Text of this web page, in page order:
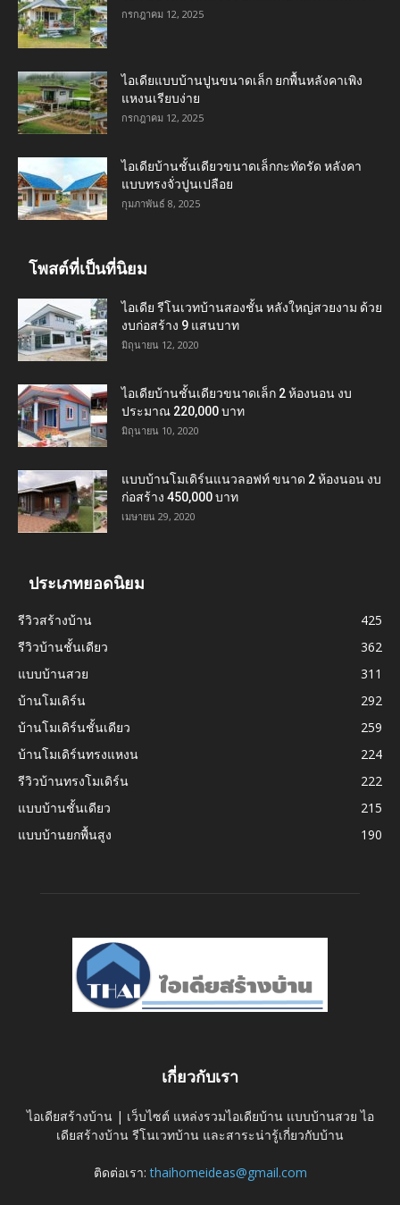
กรกฎาคม 12, 2025
ไอเดียแบบบ้านปูนขนาดเล็ก ยกพื้นหลังคาเพิง
แหงนเรียบง่าย
กรกฎาคม 12, 2025
ไอเดียบ้านชั้นเดียวขนาดเล็กกะทัดรัด หลังคา
แบบทรงจั่วปูนเปลือย
กุมภาพันธ์ 8, 2025
โพสต์ที่เป็นที่นิยม
ไอเดีย รีโนเวทบ้านสองชั้น หลังใหญ่สวยงาม ด้วย
งบก่อสร้าง 9 แสนบาท
มิถุนายน 12, 2020
ไอเดียบ้านชั้นเดียวขนาดเล็ก 2 ห้องนอน งบ
ประมาณ 220,000 บาท
มิถุนายน 10, 2020
แบบบ้านโมเดิร์นแนวลอฟท์ ขนาด 2 ห้องนอน งบ
ก่อสร้าง 450,000 บาท
เมษายน 29, 2020
ประเภทยอดนิยม
รีวิวสร้างบ้าน
425
รีวิวบ้านชั้นเดียว
362
แบบบ้านสวย
311
บ้านโมเดิร์น
292
บ้านโมเดิร์นชั้นเดียว
259
บ้านโมเดิร์นทรงแหงน
224
รีวิวบ้านทรงโมเดิร์น
222
แบบบ้านชั้นเดียว
215
แบบบ้านยกพื้นสูง
190
เกี่ยวกับเรา
ไอเดียสร้างบ้าน | เว็บไซต์ แหล่งรวมไอเดียบ้าน แบบบ้านสวย ไอ
เดียสร้างบ้าน รีโนเวทบ้าน และสาระน่ารู้เกี่ยวกับบ้าน
ติดต่อเรา:thaihomeideas@gmail.com